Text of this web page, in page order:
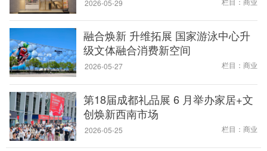
2026-05-29
融合焕新 升维拓展 国家游泳中心升
级文体融合消费新空间
2026-05-27 栏目：商业
第18届成都礼品展 6 月举办家居+文
创焕新西南市场
2026-05-25 栏目：商业